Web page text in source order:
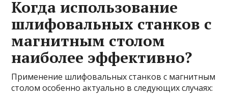
Когда использование
шлифовальных станков с
магнитным столом
наиболее эффективно?
Применение шлифовальных станков с магнитным
столом особенно актуально в следующих случаях: